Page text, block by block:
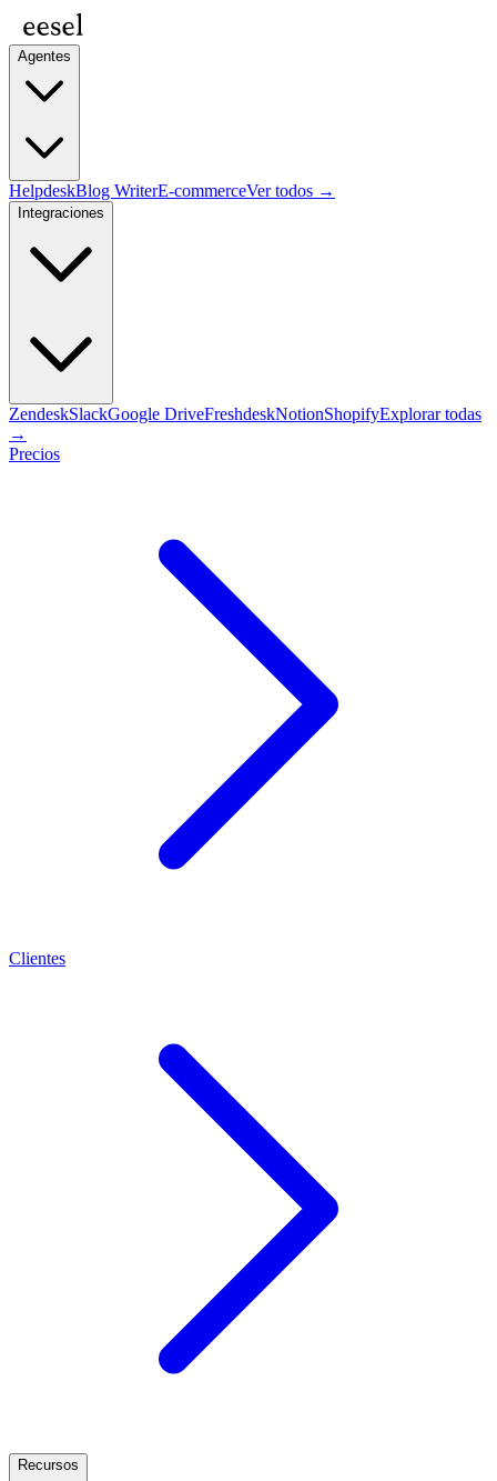
Agentes
HelpdeskBlog WriterE-commerceVer todos →
Integraciones
ZendeskSlackGoogle DriveFreshdeskNotionShopifyExplorar todas
→
Precios
Clientes
Recursos